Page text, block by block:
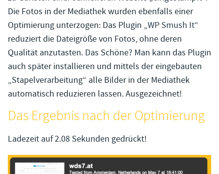
Die Fotos in der Mediathek wurden ebenfalls einer
Optimierung unterzogen: Das Plugin „WP Smush It“
reduziert die Dateigröße von Fotos, ohne deren
Qualität anzutasten. Das Schöne? Man kann das Plugin
auch später installieren und mittels der eingebauten
„Stapelverarbeitung“ alle Bilder in der Mediathek
automatisch reduzieren lassen. Ausgezeichnet!
Das Ergebnis nach der Optimierung
Ladezeit auf 2.08 Sekunden gedrückt!